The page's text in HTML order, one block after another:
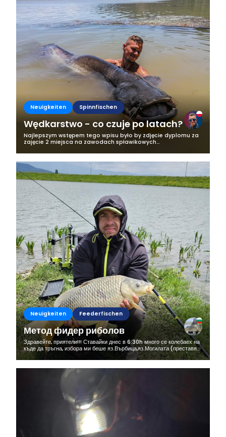
Neuigkeiten Spinnfischen
Wędkarstwo - co czuje po latach?
Najlepszym wstępem tego wpisu było by zdjęcie dyplomu za
zajęcie 2 miejsca na zawodach spławikowych
tato, wujek i dziadek od małego...
Neuigkeiten Feederfischen
Метод фидер риболов
Здравейте, приятели!!! Ставайки днес в 6:30h много се колебаех на
къде да тръгна, избора ми беше яз.Върбица,яз.Могилата (преставях
си как утре всички ме псуват,че съм набол новите риби 🤣🤣🤣) и...